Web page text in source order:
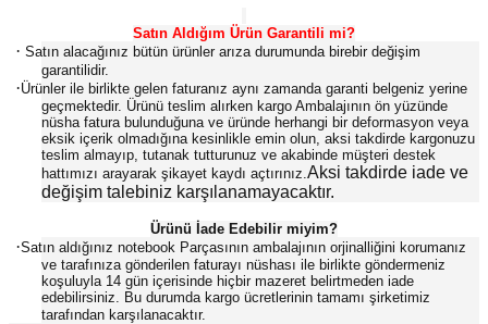
Satın Aldığım Ürün Garantili mi?
· Satın alacağınız bütün ürünler arıza durumunda birebir değişim
garantilidir.
·Ürünler ile birlikte gelen faturanız aynı zamanda garanti belgeniz yerine
geçmektedir. Ürünü teslim alırken kargo Ambalajının ön yüzünde
nüsha fatura bulunduğuna ve üründe herhangi bir deformasyon veya
eksik içerik olmadığına kesinlikle emin olun, aksi takdirde kargonuzu
teslim almayıp, tutanak tutturunuz ve akabinde müşteri destek
hattımızı arayarak şikayet kaydı açtırınız.Aksi takdirde iade ve
değişim talebiniz karşılanamayacaktır.
Ürünü İade Edebilir miyim?
·Satın aldığınız notebook Parçasının ambalajının orjinalliğini korumanız
ve tarafınıza gönderilen faturayı nüshası ile birlikte göndermeniz
koşuluyla 14 gün içerisinde hiçbir mazeret belirtmeden iade
edebilirsiniz. Bu durumda kargo ücretlerinin tamamı şirketimiz
tarafından karşılanacaktır.